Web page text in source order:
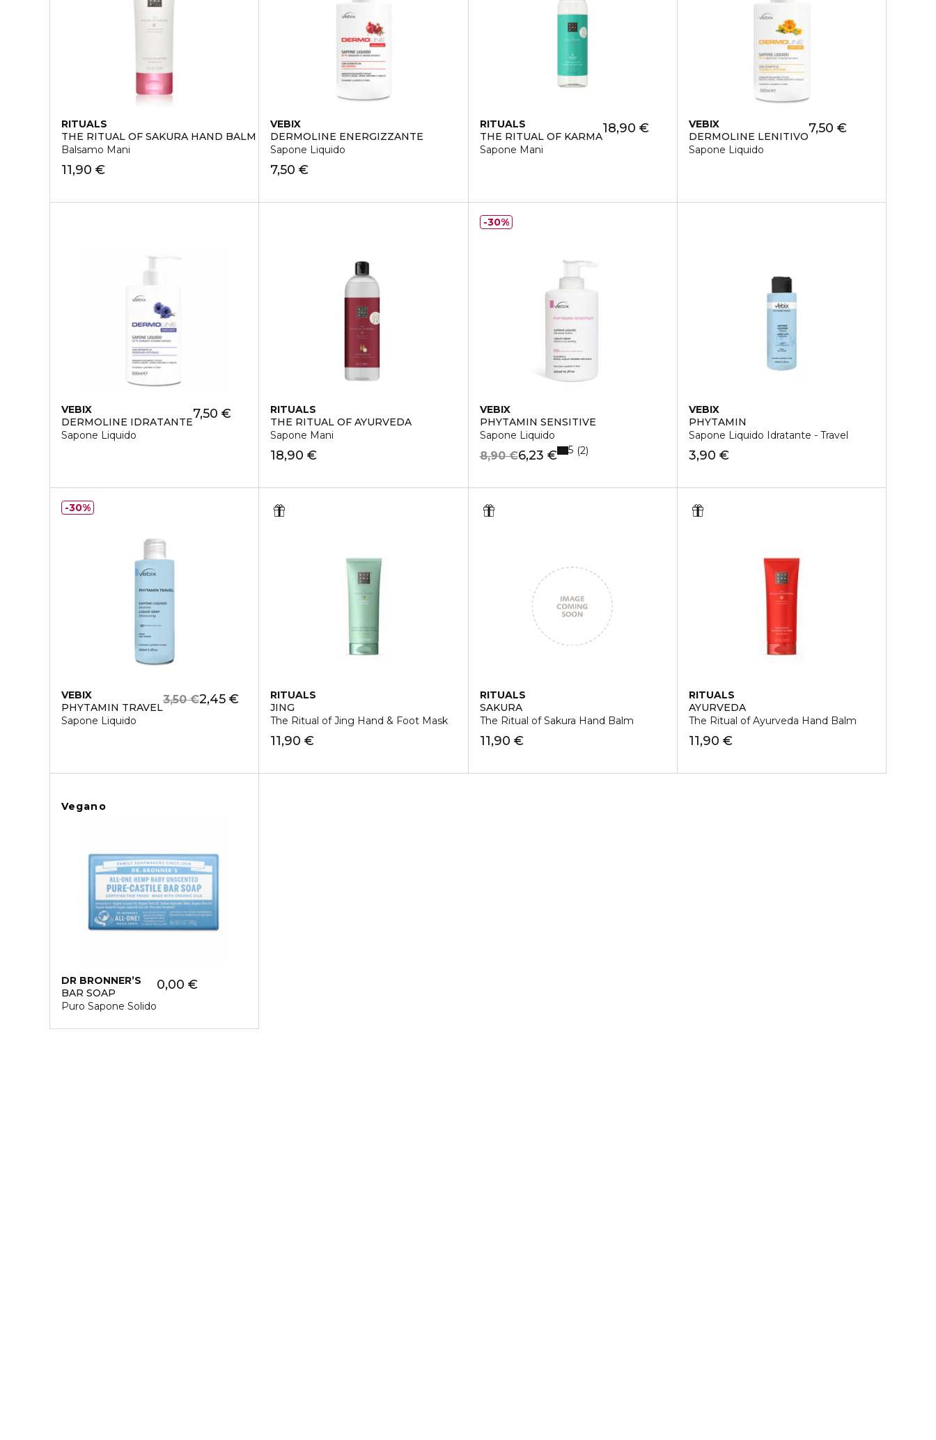
RITUALS
THE RITUAL OF SAKURA HAND BALM
Balsamo Mani
11,90 €
VEBIX
DERMOLINE ENERGIZZANTE
Sapone Liquido
7,50 €
RITUALS
THE RITUAL OF KARMA
Sapone Mani
18,90 €
VEBIX
DERMOLINE LENITIVO
Sapone Liquido
7,50 €
VEBIX
DERMOLINE IDRATANTE
Sapone Liquido
7,50 €
RITUALS
THE RITUAL OF AYURVEDA
Sapone Mani
18,90 €
VEBIX
PHYTAMIN SENSITIVE
Sapone Liquido
6,23 €
8,90 € 5 2
30%
VEBIX
PHYTAMIN
Sapone Liquido Idratante - Travel
3,90 €
VEBIX
PHYTAMIN TRAVEL
Sapone Liquido
2,45 €
3,50 €
30%
RITUALS
JING
The Ritual of Jing Hand & Foot Mask
11,90 €
RITUALS
SAKURA
The Ritual of Sakura Hand Balm
11,90 €
RITUALS
AYURVEDA
The Ritual of Ayurveda Hand Balm
11,90 €
Vegano
DR BRONNER’S
BAR SOAP
Puro Sapone Solido
0,00 €